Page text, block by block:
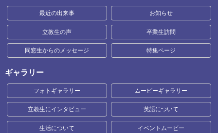
最近の出来事 お知らせ
立教生の声 卒業生訪問
同窓生からのメッセージ 特集ページ
ギャラリー
フォトギャラリー ムービーギャラリー
立教生にインタビュー 英語について
生活について イベントムービー